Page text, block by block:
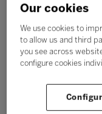
6 filmes
sobre
sala de
06 jun. 2025
Our cookies
We use cookies to
to allow us and third
you see across
configure cookies